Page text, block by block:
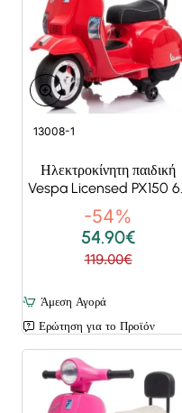
Super Deals
13008-1
Ηλεκτροκίνητη παιδική
Vespa Licensed PX150
σε κόκκινο
-54%
54.90€
119.00€
Άμεση Αγορά
Ερώτηση για το Προϊόν